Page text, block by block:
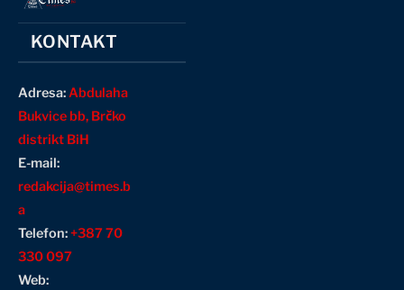
KONTAKT
Adresa:Abdulaha
Bukvice bb, Brčko
distrikt BiH
E-mail:
redakcija@times.b
a
Telefon:+387 70
330 097
Web: